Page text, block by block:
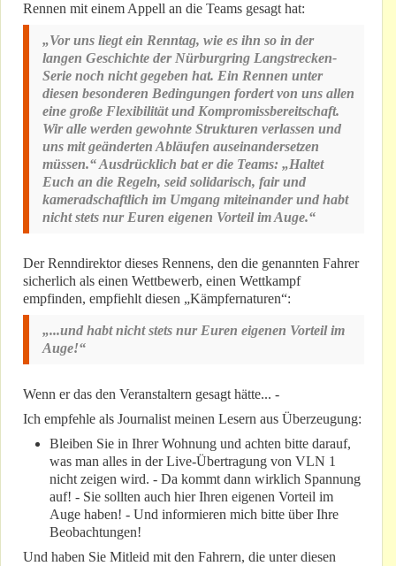
Rennen mit einem Appell an die Teams gesagt hat:
„Vor uns liegt ein Renntag, wie es ihn so in der
langen Geschichte der Nürburgring Langstrecken-
Serie noch nicht gegeben hat. Ein Rennen unter
diesen besonderen Bedingungen fordert von uns allen
eine große Flexibilität und Kompromissbereitschaft.
Wir alle werden gewohnte Strukturen verlassen und
uns mit geänderten Abläufen auseinandersetzen
müssen.“ Ausdrücklich bat er die Teams: „Haltet
Euch an die Regeln, seid solidarisch, fair und
kameradschaftlich im Umgang miteinander und habt
nicht stets nur Euren eigenen Vorteil im Auge.“
Der Renndirektor dieses Rennens, den die genannten Fahrer
sicherlich als einen Wettbewerb, einen Wettkampf
empfinden, empfiehlt diesen „Kämpfernaturen“:
„...und habt nicht stets nur Euren eigenen Vorteil im
Auge!“
Wenn er das den Veranstaltern gesagt hätte... -
Ich empfehle als Journalist meinen Lesern aus Überzeugung:
Bleiben Sie in Ihrer Wohnung und achten bitte darauf,
was man alles in der Live-Übertragung von VLN 1
nicht zeigen wird. - Da kommt dann wirklich Spannung
auf! - Sie sollten auch hier Ihren eigenen Vorteil im
Auge haben! - Und informieren mich bitte über Ihre
Beobachtungen!
Und haben Sie Mitleid mit den Fahrern, die unter diesen